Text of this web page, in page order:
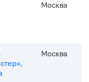
Москва
Москва